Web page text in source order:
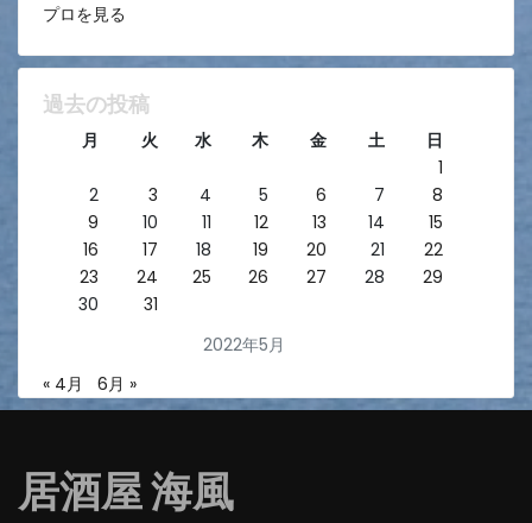
プロを見る
過去の投稿
2022年5月
月 火 水 木 金 土
日
1
2
3 4 5 6 7
8
9
10 11 12 13 14
15
16
17 18 19 20 21
22
23
24 25 26 27 28
29
30
31
« 4月 6月 »
居酒屋 海風